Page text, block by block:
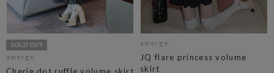
amerge.
amerge.
JQ flare princess volume
skirt